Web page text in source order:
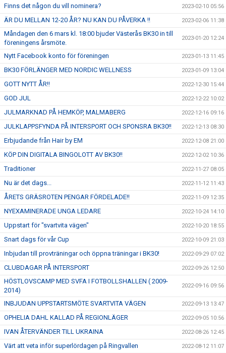
Finns det någon du vill nominera? 2023-02-10 05:56
ÄR DU MELLAN 12-20 ÅR? NU KAN DU PÅVERKA !! 2023-02-06 11:38
Måndagen den 6 mars kl. 18:00 bjuder Västerås BK30 in till
föreningens årsmöte.
2023-01-20 12:24
Nytt Facebook konto för föreningen 2023-01-13 11:45
BK30 FÖRLÄNGER MED NORDIC WELLNESS 2023-01-09 13:04
GOTT NYTT ÅR!! 2022-12-30 15:44
GOD JUL 2022-12-22 10:02
JULMARKNAD PÅ HEMKÖP, MALMABERG 2022-12-16 09:16
JULKLAPPSFYNDA PÅ INTERSPORT OCH SPONSRA BK30!! 2022-12-13 08:30
Erbjudande från Hair by EM 2022-12-08 21:00
KÖP DIN DIGITALA BINGOLOTT AV BK30!! 2022-12-02 10:36
Traditioner 2022-11-27 08:05
Nu är det dags... 2022-11-12 11:43
ÅRETS GRÄSROTEN PENGAR FÖRDELADE!! 2022-11-09 12:35
NYEXAMINERADE UNGA LEDARE 2022-10-24 14:10
Uppstart för "svartvita vägen" 2022-10-20 18:55
Snart dags för vår Cup 2022-10-09 21:03
Inbjudan till provträningar och öppna träningar i BK30! 2022-09-29 07:02
CLUBDAGAR PÅ INTERSPORT 2022-09-26 12:50
HÖSTLOVSCAMP MED SVFA I FOTBOLLSHALLEN ( 2009-
2014)
2022-09-16 09:56
INBJUDAN UPPSTARTSMÖTE SVARTVITA VÄGEN 2022-09-13 13:47
OPHELIA DAHL KALLAD PÅ REGIONLÄGER 2022-09-05 10:56
IVAN ÅTERVÄNDER TILL UKRAINA 2022-08-26 12:45
Värt att veta inför superlördagen på Ringvallen 2022-08-12 11:07